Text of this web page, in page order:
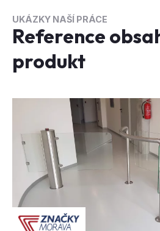
UKÁZKY NAŠÍ PRÁCE
Reference
produkt